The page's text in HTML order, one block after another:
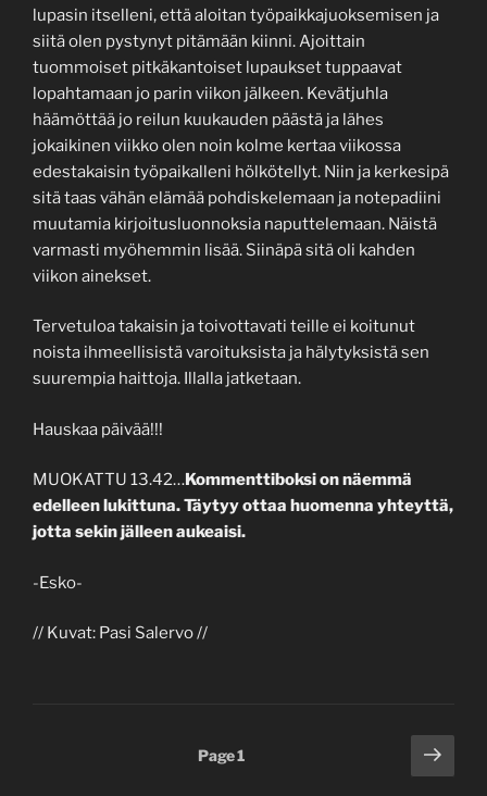
lupasin itselleni, että aloitan työpaikkajuoksemisen ja
siitä olen pystynyt pitämään kiinni. Ajoittain
tuommoiset pitkäkantoiset lupaukset tuppaavat
lopahtamaan jo parin viikon jälkeen. Kevätjuhla
häämöttää jo reilun kuukauden päästä ja lähes
jokaikinen viikko olen noin kolme kertaa viikossa
edestakaisin työpaikalleni hölkötellyt. Niin ja kerkesipä
sitä taas vähän elämää pohdiskelemaan ja notepadiini
muutamia kirjoitusluonnoksia naputtelemaan. Näistä
varmasti myöhemmin lisää. Siinäpä sitä oli kahden
viikon ainekset.
Tervetuloa takaisin ja toivottavati teille ei koitunut
noista ihmeellisistä varoituksista ja hälytyksistä sen
suurempia haittoja. Illalla jatketaan.
Hauskaa päivää!!!
MUOKATTU 13.42… Kommenttiboksi on näemmä
edelleen lukittuna. Täytyy ottaa huomenna yhteyttä,
jotta sekin jälleen aukeaisi.
-Esko-
// Kuvat: Pasi Salervo //
Page1
Next
page